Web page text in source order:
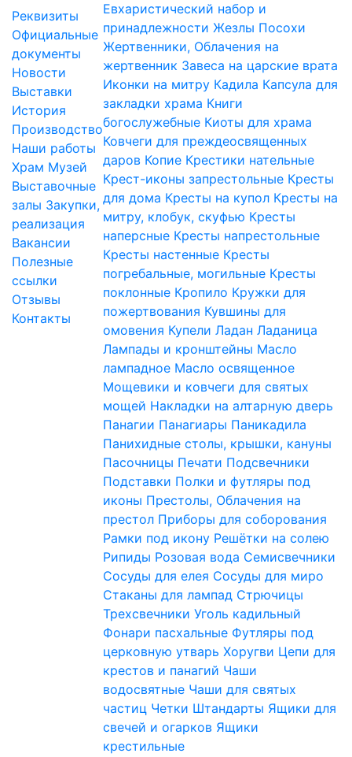
Реквизиты
Официальные
документы
Новости
Выставки
История
Производство
Наши работы
Храм Музей
Выставочные
залы Закупки,
реализация
Вакансии
Полезные
ссылки
Отзывы
Контакты
Евхаристический набор и
принадлежности Жезлы Посохи
Жертвенники, Облачения на
жертвенник Завеса на царские врата
Иконки на митру Кадила Капсула для
закладки храма Книги
богослужебные Киоты для храма
Ковчеги для преждеосвященных
даров Копие Крестики нательные
Крест-иконы запрестольные Кресты
для дома Кресты на купол Кресты на
митру, клобук, скуфью Кресты
наперсные Кресты напрестольные
Кресты настенные Кресты
погребальные, могильные Кресты
поклонные Кропило Кружки для
пожертвования Кувшины для
омовения Купели Ладан Ладаница
Лампады и кронштейны Масло
лампадное Масло освященное
Мощевики и ковчеги для святых
мощей Накладки на алтарную дверь
Панагии Панагиары Паникадила
Панихидные столы, крышки, кануны
Пасочницы Печати Подсвечники
Подставки Полки и футляры под
иконы Престолы, Облачения на
престол Приборы для соборования
Рамки под икону Решётки на солею
Рипиды Розовая вода Семисвечники
Сосуды для елея Сосуды для миро
Стаканы для лампад Стрючицы
Трехсвечники Уголь кадильный
Фонари пасхальные Футляры под
церковную утварь Хоругви Цепи для
крестов и панагий Чаши
водосвятные Чаши для святых
частиц Четки Штандарты Ящики для
свечей и огарков Ящики
крестильные